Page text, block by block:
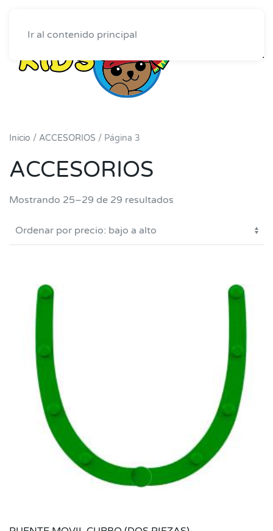
Ir al contenido principal
Inicio / ACCESORIOS / Página 3
ACCESORIOS
Mostrando 25–29 de 29 resultados
alto